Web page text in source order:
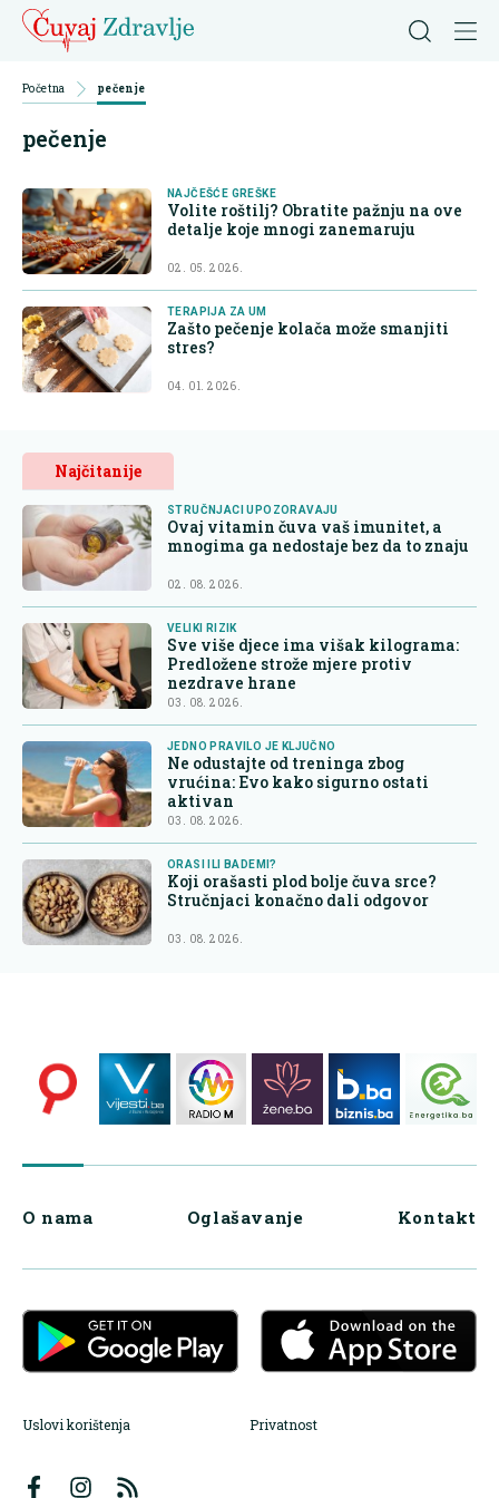
Početna pečenje
pečenje
NAJČEŠĆE GREŠKE
Volite roštilj? Obratite pažnju na ove
detalje koje mnogi zanemaruju
02. 05. 2026.
TERAPIJA ZA UM
Zašto pečenje kolača može smanjiti
stres?
04. 01. 2026.
Najčitanije
STRUČNJACI UPOZORAVAJU
Ovaj vitamin čuva vaš imunitet, a
mnogima ga nedostaje bez da to znaju
02. 08. 2026.
VELIKI RIZIK
Sve više djece ima višak kilograma:
Predložene strože mjere protiv
nezdrave hrane
03. 08. 2026.
JEDNO PRAVILO JE KLJUČNO
Ne odustajte od treninga zbog
vrućina: Evo kako sigurno ostati
aktivan
03. 08. 2026.
ORASI ILI BADEMI?
Koji orašasti plod bolje čuva srce?
Stručnjaci konačno dali odgovor
03. 08. 2026.
O nama Oglašavanje Kontakt
Uslovi korištenja Privatnost